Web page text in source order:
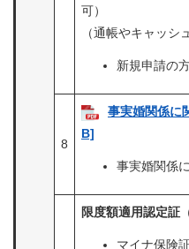
可）​
（通帳やキャッシ
新規申請の
8
事実婚関係に
B]
事実婚関係
限度額適用認定証
マイナ保険